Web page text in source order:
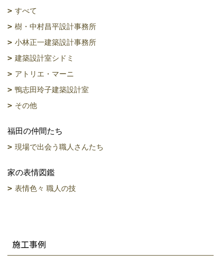
すべて
樹・中村昌平設計事務所
小林正一建築設計事務所
建築設計室シドミ
アトリエ・マーニ
鴨志田玲子建築設計室
その他
福田の仲間たち
現場で出会う職人さんたち
家の表情図鑑
表情色々 職人の技
施工事例